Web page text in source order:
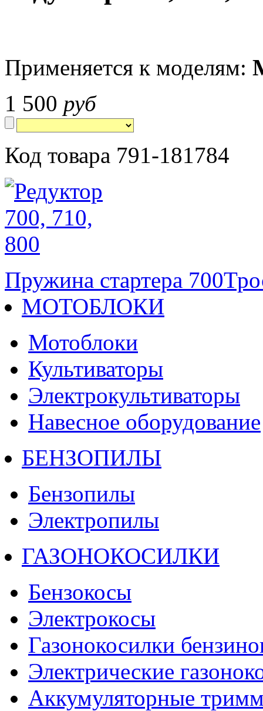
Применяется к моделям:
1 500 руб
Код товара 791-181784
Пружина стартера 700
МОТОБЛОКИ
Мотоблоки
Культиваторы
Электрокультиваторы
Навесное оборудование
БЕНЗОПИЛЫ
Бензопилы
Электропилы
ГАЗОНОКОСИЛКИ
Бензокосы
Электрокосы
Газонокосилки
Электрические
Аккумуляторные